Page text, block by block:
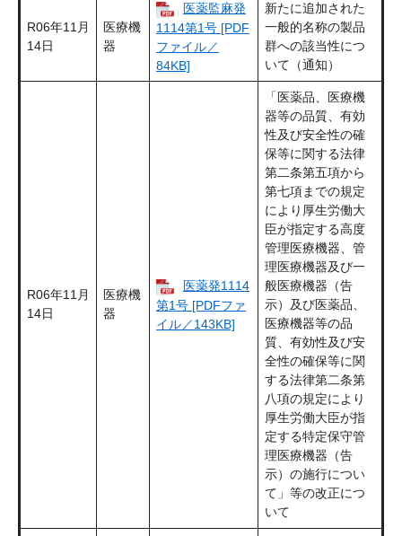
R06年11月
14日
医療機
器
医薬監麻発
1114第1号 [PDF
ファイル／
84KB]
新たに追加された
一般的名称の製品
群への該当性につ
いて（通知）
R06年11月
14日
医療機
器
医薬発1114
第1号 [PDFファ
イル／143KB]
「医薬品、医療機
器等の品質、有効
性及び安全性の確
保等に関する法律
第二条第五項から
第七項までの規定
により厚生労働大
臣が指定する高度
管理医療機器、管
理医療機器及び一
般医療機器（告
示）及び医薬品、
医療機器等の品
質、有効性及び安
全性の確保等に関
する法律第二条第
八項の規定により
厚生労働大臣が指
定する特定保守管
理医療機器（告
示）の施行につい
て」等の改正につ
いて